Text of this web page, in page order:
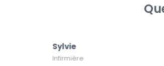
Sylvie
Infirmière